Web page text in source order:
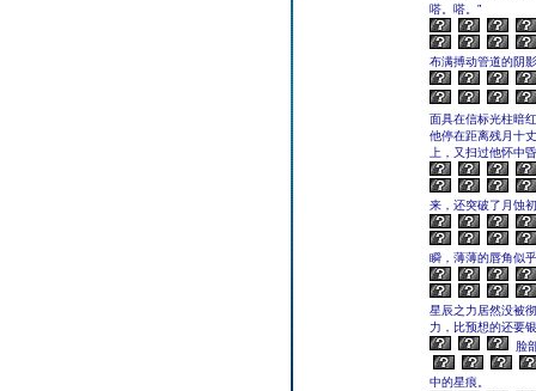
嗒。嗒。”
布满搏动管道的阴
面具在信标光柱暗
他停在距离残月十
上，又扫过他怀中
来，还突破了月蚀
瞬，薄薄的唇角似
星辰之力居然没被
力，比预想的还要
脸
中的星痕。